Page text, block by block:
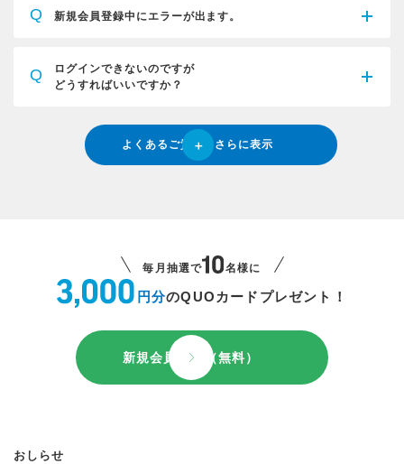
Q 新規会員登録中にエラーが出ます。
Q
ログインできないのですが
どうすればいいですか？
よくあるご質問をさらに表示
毎月抽選で 名様に
円分のQUOカードプレゼント！
新規会員登録（無料）
おしらせ